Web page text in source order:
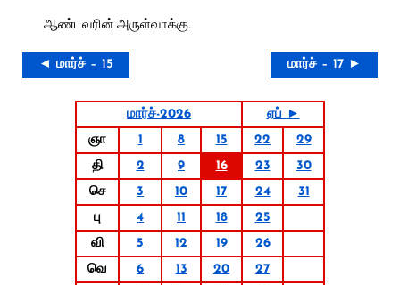
ஆண்டவரின் அருள்வாக்கு.
◄ மார்ச் – 15 மார்ச் – 17 ►
மார்ச்-2026
ஏப் ►
ஞா
1 8 15 22
29
தி
2 9 16 23
30
செ
3 10 17 24
31
பு
4 11 18
25
வி
5 12 19
26
வெ
6 13 20
27